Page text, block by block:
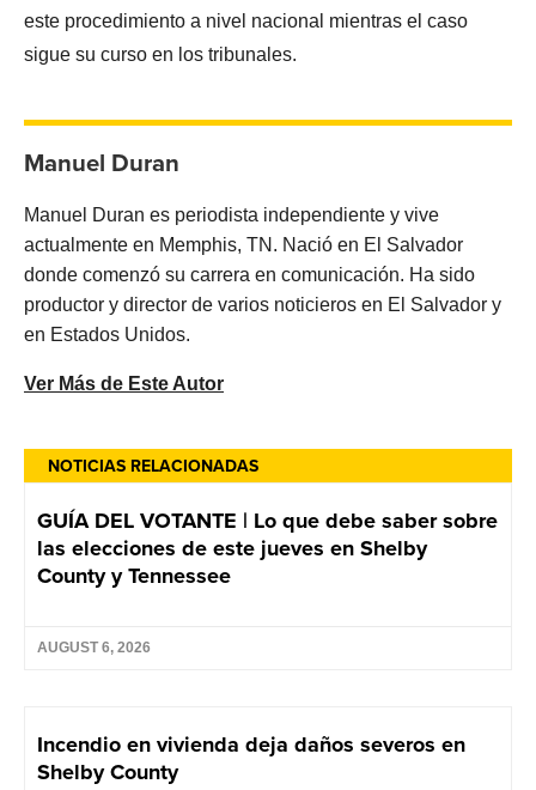
NOTICIAS RELACIONADAS
GUÍA DEL VOTANTE | Lo que debe saber sobre
las elecciones de este jueves en Shelby
County y Tennessee
AUGUST 6, 2026
Incendio en vivienda deja daños severos en
Shelby County
este procedimiento a nivel nacional mientras el caso
sigue su curso en los tribunales.
Manuel Duran
Manuel Duran es periodista independiente y vive
actualmente en Memphis, TN. Nació en El Salvador
donde comenzó su carrera en comunicación. Ha sido
productor y director de varios noticieros en El Salvador y
en Estados Unidos.
Ver Más de Este Autor